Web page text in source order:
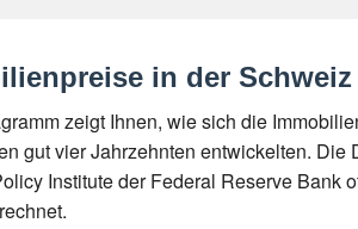
in der Schweiz
zeigt Ihnen, wie sich die
gut vier Jahrzehnten entwickelten. Die
Institute der Federal Reserve Bank